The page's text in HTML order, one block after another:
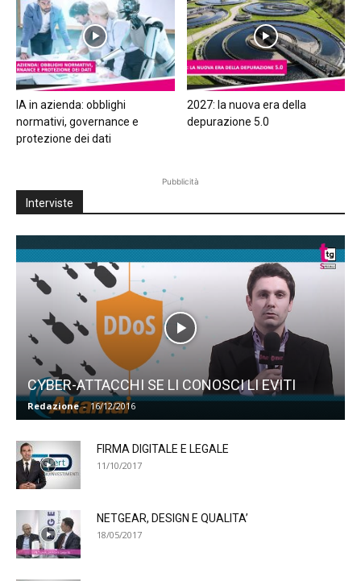
IA in azienda: obblighi
normativi, governance e
protezione dei dati
2027: la nuova era della
depurazione 5.0
Pubblicità
Interviste
CYBER-ATTACCHI SE LI CONOSCI LI EVITI
Redazione - 16/12/2016
FIRMA DIGITALE E LEGALE
11/10/2017
NETGEAR, DESIGN E QUALITA’
18/05/2017